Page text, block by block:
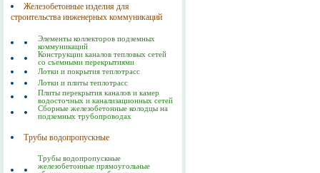
Железобетонные изделия для
строительства инженерных коммуникаций
Элементы коллекторов подземных
коммуникаций
Конструкции каналов тепловых сетей
со съемными перекрытиями
Лотки и покрытия теплотрасс
Лотки и плиты теплотрасс
Плиты перекрытия каналов и камер
водосточных и канализационных сетей
Сборные железобетонные колодцы на
подземных трубопроводах
Трубы водопропускные
Трубы водопропускные
железобетонные прямоугольные